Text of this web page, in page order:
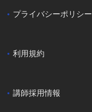
プライバシーポリシー
利用規約
講師採用情報